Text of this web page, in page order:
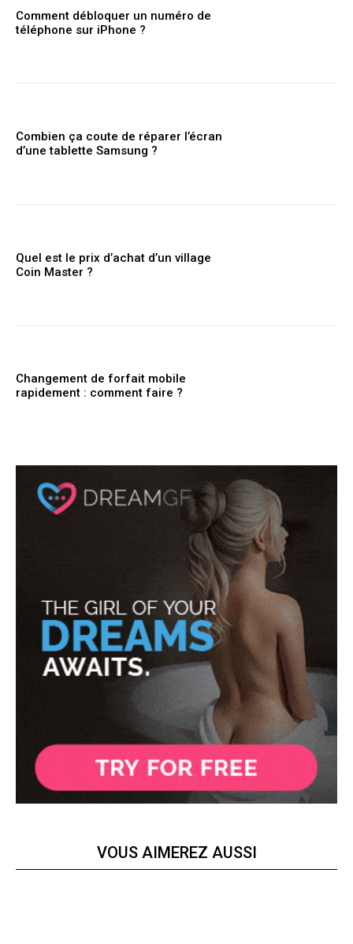
Comment débloquer un numéro de
téléphone sur iPhone ?
Combien ça coute de réparer l’écran
d’une tablette Samsung ?
Quel est le prix d’achat d’un village
Coin Master ?
Changement de forfait mobile
rapidement : comment faire ?
VOUS AIMEREZ AUSSI